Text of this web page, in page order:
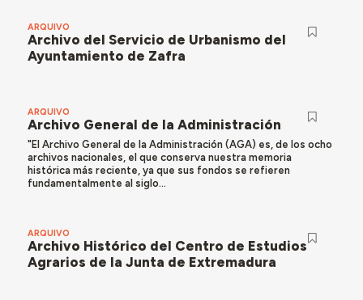
ARQUIVO
Archivo del Servicio de Urbanismo del
Ayuntamiento de Zafra
ARQUIVO
Archivo General de la Administración
"El Archivo General de la Administración (AGA) es, de los ocho
archivos nacionales, el que conserva nuestra memoria
histórica más reciente, ya que sus fondos se refieren
fundamentalmente al siglo...
ARQUIVO
Archivo Histórico del Centro de Estudios
Agrarios de la Junta de Extremadura